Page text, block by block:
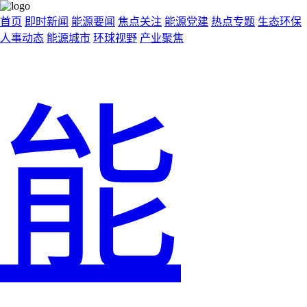
首页 即时新闻 能源要闻 焦点关注 能源党建 热点专题 生态环保
人事动态 能源城市 环球视野 产业聚焦
能